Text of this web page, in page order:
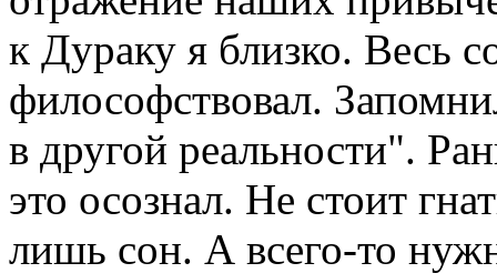
к Дураку я близко. Весь
философствовал.
в другой реальности".
это осознал. Не стоит
лишь сон. А всего-то